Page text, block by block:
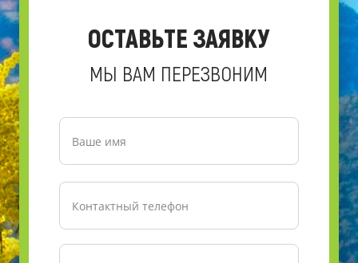
ОСТАВЬТЕ ЗАЯВКУ
МЫ ВАМ ПЕРЕЗВОНИМ